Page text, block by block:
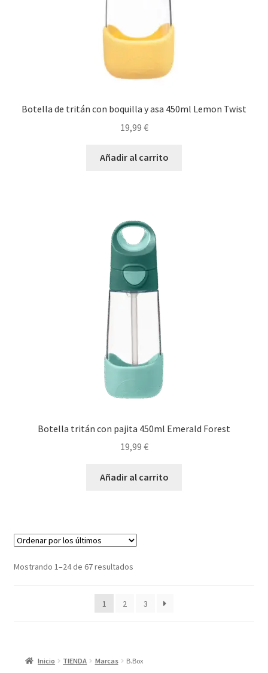
Botella de tritán con boquilla y asa 450ml Lemon Twist
19,99 €
Añadir al carrito
Botella tritán con pajita 450ml Emerald Forest
19,99 €
Añadir al carrito
Mostrando 1–24 de 67 resultadosOrdenado
últimos
1 2 3
Inicio TIENDA Marcas B.Box